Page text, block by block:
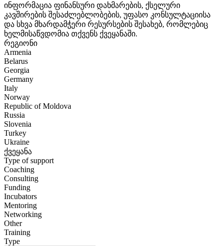
ინფორმაცია ფინანსური დახმარების, ქსელური
კავშირების შესაძლებლობების, უფასო კონსულტაციისა
და სხვა მხარდამჭერი რესურსების შესახებ, რომლებიც
ხელმისაწვდომია თქვენს ქვეყანაში.
რეგიონი
Armenia
Belarus
Georgia
Germany
Italy
Norway
Republic of Moldova
Russia
Slovenia
Turkey
Ukraine
ქვეყანა
Type of support
Coaching
Consulting
Funding
Incubators
Mentoring
Networking
Other
Training
Type